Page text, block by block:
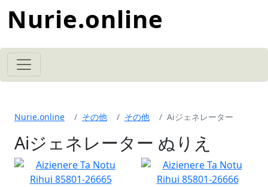
Nurie.online
Nurie.online その他 その他 Aiジェネレーター
Aiジェネレーター ぬりえ